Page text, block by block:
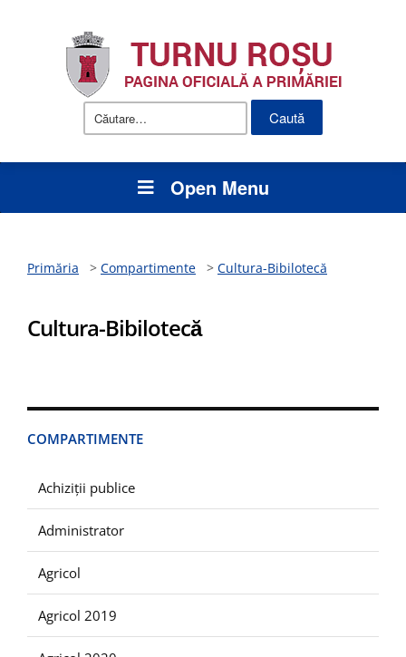
Caută
Open Menu
Primăria > Compartimente > Cultura-Bibilotecă
Cultura-Bibilotecă
COMPARTIMENTE
Achiziții publice
Administrator
Agricol
Agricol 2019